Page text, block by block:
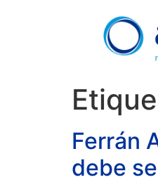
Ferrán
debe